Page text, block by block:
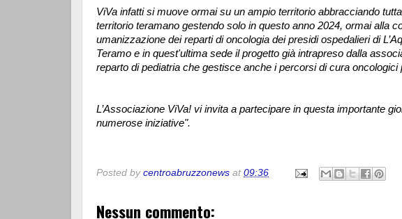
ViVa infatti si muove ormai su un ampio territorio abbracciando
territorio teramano gestendo solo in questo anno 2024, ormai alla
umanizzazione dei reparti di oncologia dei presidi ospedalieri di
Teramo e in quest'ultima sede il progetto già intrapreso dalla
reparto di pediatria che gestisce anche i percorsi di cura oncologici
L’Associazione ViVa! vi invita a partecipare in questa importante
numerose iniziative".
Posted by centroabruzzonews at 09:36
Nessun commento: